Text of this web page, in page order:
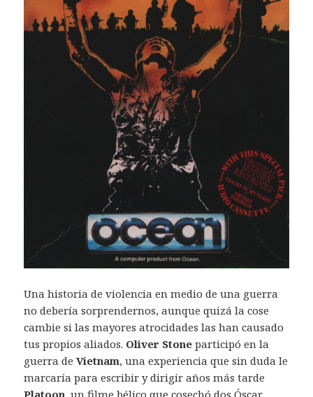
Una historia de violencia en medio de una guerra
no debería sorprendernos, aunque quizá la cose
cambie si las mayores atrocidades las han causado
tus propios aliados. Oliver Stoneparticipó en la
guerra deVietnam, una experiencia que sin duda le
marcaría para escribir y dirigir años más tarde